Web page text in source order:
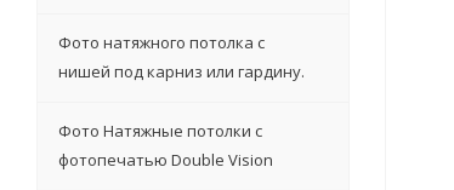
Фото натяжного потолка с
нишей под карниз или гардину.
Фото Натяжные потолки с
фотопечатью Double Vision